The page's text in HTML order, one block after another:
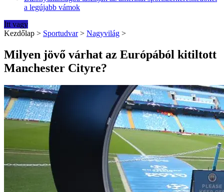
a legújabb vámok
Itt vagy
Kezdőlap > Sportudvar > Nagyvilág >
Milyen jövő várhat az Európából kitiltott
Manchester Cityre?